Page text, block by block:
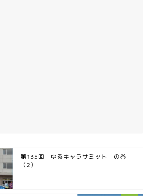
第135回 ゆるキャラサミット の巻
（2）